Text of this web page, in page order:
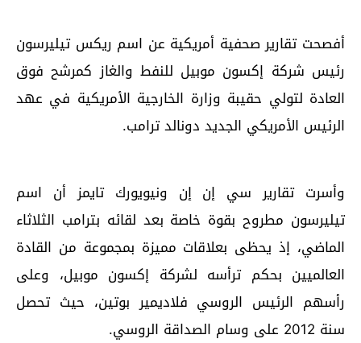
أفصحت تقارير صحفية أمريكية عن اسم ريكس تيليرسون
رئيس شركة إكسون موبيل للنفط والغاز كمرشح فوق
العادة لتولي حقيبة وزارة الخارجية الأمريكية في عهد
الرئيس الأمريكي الجديد دونالد ترامب.
وأسرت تقارير سي إن إن ونيويورك تايمز أن اسم
تيليرسون مطروح بقوة خاصة بعد لقائه بترامب الثلاثاء
الماضي، إذ يحظى بعلاقات مميزة بمجموعة من القادة
العالميين بحكم ترأسه لشركة إكسون موبيل، وعلى
رأسهم الرئيس الروسي فلاديمير بوتين، حيث تحصل
سنة 2012 على وسام الصداقة الروسي.